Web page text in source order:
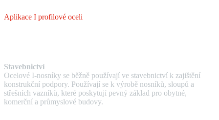
Aplikace I profilové oceli
Stavebnictví
Ocelové I-nosníky se běžně používají ve stavebnictví k zajištění
konstrukční podpory. Používají se k výrobě nosníků, sloupů a
střešních vazníků, které poskytují pevný základ pro obytné,
komerční a průmyslové budovy.